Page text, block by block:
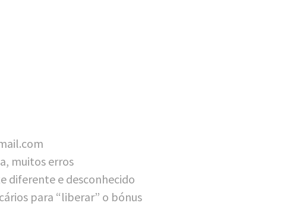
mui­tos erros
dife­ren­te e desconhecido
para “liberar” o bónus